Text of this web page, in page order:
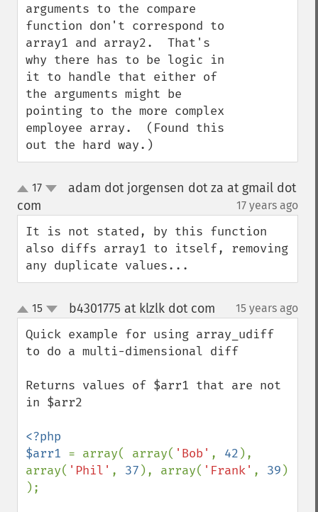
arguments to the compare
function don't correspond to
array1 and array2.  That's
why there has to be logic in
it to handle that either of
the arguments might be
pointing to the more complex
employee array.  (Found this
out the hard way.)
up17
adam dot jorgensen dot za at gmail dot
com
17 years ago
It is not stated, by this function
also diffs array1 to itself, removing
any duplicate values...
up
down
15 b4301775 at klzlk dot com 15 years ago
Quick example for using array_udiff
to do a multi-dimensional diff
Returns values of $arr1 that are not
in $arr2
<?php
$arr1 = array( array( 'Bob' , 42 ),
array( 'Phil' , 37 ), array( 'Frank' , 39 )
);